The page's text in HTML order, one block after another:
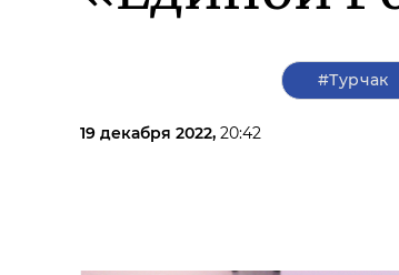
19 декабря 2022, 20:42
#Турчак